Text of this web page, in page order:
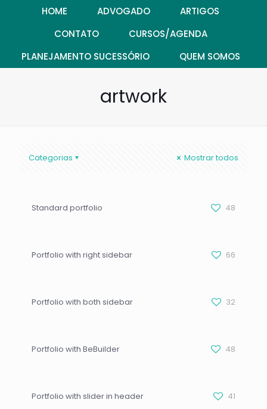
HOME ADVOGADO
ARTIGOS
CONTATO
CURSOS/AGENDA
PLANEJAMENTO SUCESSÓRIO
QUEM SOMOS
artwork
Categorias Mostrar todos
Standard portfolio 48
Portfolio with right sidebar 66
Portfolio with both sidebar 32
Portfolio with BeBuilder 48
Portfolio with slider in header 41